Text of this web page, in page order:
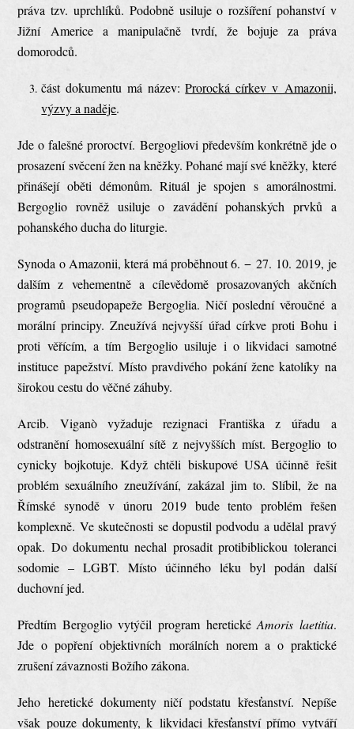
práva tzv. uprchlíků. Podobně usiluje o rozšíření pohanství v
Jižní Americe a manipulačně tvrdí, že bojuje za práva
domorodců.
část dokumentu má název:Prorocká církev v Amazonii,
výzvy a naděje.
Jde o falešné proroctví. Bergogliovi především konkrétně jde o
prosazení svěcení žen na kněžky. Pohané mají své kněžky, které
přinášejí oběti démonům. Rituál je spojen s amorálnostmi.
Bergoglio rovněž usiluje o zavádění pohanských prvků a
pohanského ducha do liturgie.
Synoda o Amazonii, která má proběhnout 6. − 27. 10. 2019, je
dalším z vehementně a cílevědomě prosazovaných akčních
programů pseudopapeže Bergoglia. Ničí poslední věroučné a
morální principy. Zneužívá nejvyšší úřad církve proti Bohu i
proti věřícím, a tím Bergoglio usiluje i o likvidaci samotné
instituce papežství. Místo pravdivého pokání žene katolíky na
širokou cestu do věčné záhuby.
Arcib. Viganò vyžaduje rezignaci Františka z úřadu a
odstranění homosexuální sítě z nejvyšších míst. Bergoglio to
cynicky bojkotuje. Když chtěli biskupové USA účinně řešit
problém sexuálního zneužívání, zakázal jim to. Slíbil, že na
Římské synodě v únoru 2019 bude tento problém řešen
komplexně. Ve skutečnosti se dopustil podvodu a udělal pravý
opak. Do dokumentu nechal prosadit protibiblickou toleranci
sodomie – LGBT. Místo účinného léku byl podán další
duchovní jed.
Předtím Bergoglio vytýčil program heretickéAmoris laetitia.
Jde o popření objektivních morálních norem a o praktické
zrušení závaznosti Božího zákona.
Jeho heretické dokumenty ničí podstatu křesťanství. Nepíše
však pouze dokumenty, k likvidaci křesťanství přímo vytváří